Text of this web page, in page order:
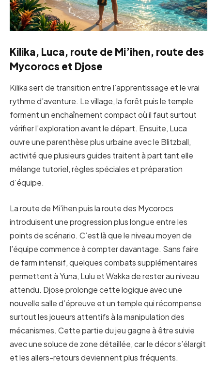
Kilika, Luca, route de Mi’ihen, route des
Mycorocs et Djose
Kilika sert de transition entre l’apprentissage et le vrai
rythme d’aventure. Le village, la forêt puis le temple
forment un enchaînement compact où il faut surtout
vérifier l’exploration avant le départ. Ensuite, Luca
ouvre une parenthèse plus urbaine avec le Blitzball,
activité que plusieurs guides traitent à part tant elle
mélange tutoriel, règles spéciales et préparation
d’équipe.
La route de Mi’ihen puis la route des Mycorocs
introduisent une progression plus longue entre les
points de scénario. C’est là que le niveau moyen de
l’équipe commence à compter davantage. Sans faire
de farm intensif, quelques combats supplémentaires
permettent à Yuna, Lulu et Wakka de rester au niveau
attendu. Djose prolonge cette logique avec une
nouvelle salle d’épreuve et un temple qui récompense
surtout les joueurs attentifs à la manipulation des
mécanismes. Cette partie du jeu gagne à être suivie
avec une soluce de zone détaillée, car le décor s’élargit
et les allers-retours deviennent plus fréquents.